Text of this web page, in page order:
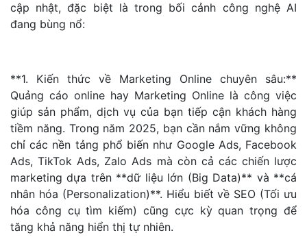
cập nhật, đặc biệt là trong bối cảnh công nghệ AI
đang bùng nổ:
**1. Kiến thức về Marketing Online chuyên sâu:**
Quảng cáo online hay Marketing Online là công việc
giúp sản phẩm, dịch vụ của bạn tiếp cận khách hàng
tiềm năng. Trong năm 2025, bạn cần nắm vững không
chỉ các nền tảng phổ biến như Google Ads, Facebook
Ads, TikTok Ads, Zalo Ads mà còn cả các chiến lược
marketing dựa trên **dữ liệu lớn (Big Data)** và **cá
nhân hóa (Personalization)**. Hiểu biết về SEO (Tối ưu
hóa công cụ tìm kiếm) cũng cực kỳ quan trọng để
tăng khả năng hiển thị tự nhiên.